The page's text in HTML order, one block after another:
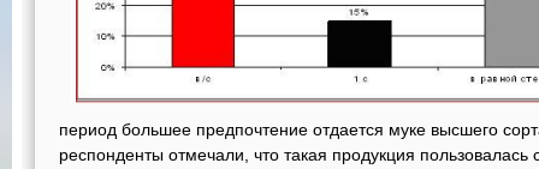
период большее предпочтение отдается муке высшего
респонденты отмечали, что такая продукция